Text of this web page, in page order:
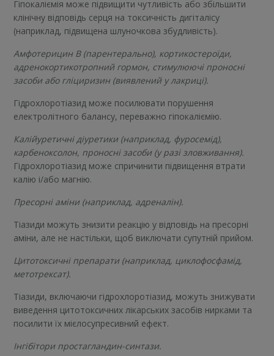
Гіпокаліємія може підвищити чутливість або збільшити
клінічну відповідь серця на токсичність дигіталісу
(наприклад, підвищена шлуночкова збудливість).
Амфотерицин В (парентерально), кортикостероїди,
адренокортикотропний гормон, стимулюючі проносні
засоби або гліциризин (виявлений у лакриці).
Гідрохлоротіазид може посилювати порушення
електролітного балансу, переважно гіпокаліємію.
Калійуретичні діуретики (наприклад, фуросемід),
карбеноксолон, проносні засоби (у разі зловживання).
Гідрохлоротіазид може cпричинити підвищення втрати
калію і/або магнію.
Пресорні аміни (наприклад, адреналін).
Тіазиди можуть знизити реакцію у відповідь на пресорні
аміни, але не настільки, щоб виключати супутній прийом.
Цитотоксичні препарати (наприклад, циклофосфамід,
метотрексат).
Тіазиди, включаючи гідрохлоротіазид, можуть знижувати
виведення цитотоксичних лікарських засобів нирками та
посилити їх мієлосупресивний ефект.
Інгібітори простагландин-синтази.